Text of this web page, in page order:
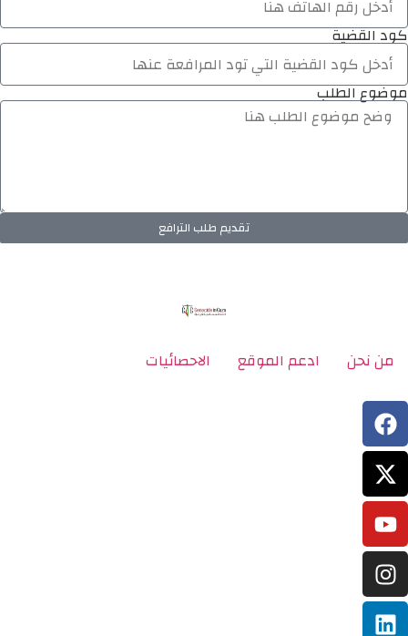
كود القضية
موضوع الطلب
تقديم طلب الترافع
من نحن ادعم الموقع الاحصائيات